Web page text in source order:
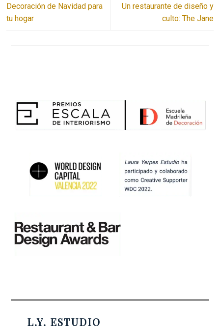
Decoración de Navidad para
tu hogar
Un restaurante de diseño y
culto: The Jane
L.Y. ESTUDIO